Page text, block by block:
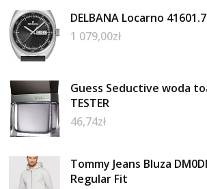
DELBANA Locarno
1 079,00zł
Guess Seductive woda
TESTER
46,74zł
Tommy Jeans Bluza
Regular Fit